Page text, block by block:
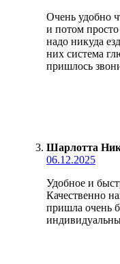
Очень удобно
и потом просто
надо никуда
них система
пришлось
Шарлотта
06.12.2025
Удобное и
Качественно
пришла очень